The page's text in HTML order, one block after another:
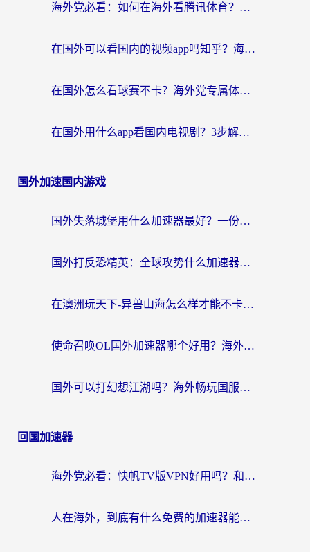
海外党必看：如何在海外看腾讯体育？解决赛事直播地区限制的终极指南
在国外可以看国内的视频app吗知乎？海外党亲测有效的追剧加速方案
在国外怎么看球赛不卡？海外党专属体育直播自由指南
在国外用什么app看国内电视剧？3步解决版权限制+卡顿难题
国外加速国内游戏
国外失落城堡用什么加速器最好？一份来自老玩家的真实指南
国外打反恐精英：全球攻势什么加速器好用？2026海外玩家国服游戏加速终极指南
在澳洲玩天下-异兽山海怎么样才能不卡？一份给南半球玩家的自救指南
使命召唤OL国外加速器哪个好用？海外玩家亲测的国服游戏加速终极指南
国外可以打幻想江湖吗？海外畅玩国服游戏的终极指南
回国加速器
海外党必看：快帆TV版VPN好用吗？和Easyback VPN对比哪个回国效果更好？附2026真实测评
人在海外，到底有什么免费的加速器能让我安心追剧打游戏？